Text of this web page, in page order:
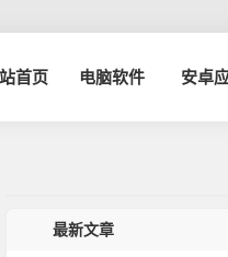
首页 电脑软件 安卓
最新文章